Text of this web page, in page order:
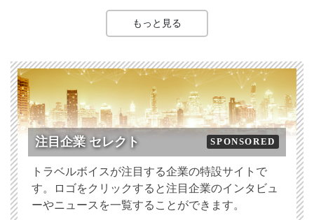
もっと見る
注目企業 セレクト SPONSORED
トラベルボイスが注目する企業の特設サイトで
す。ロゴをクリックすると注目企業のインタビュ
ーやニュースを一覧することができます。